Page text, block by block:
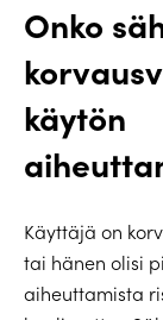
Onko
käytön
Käyttäjä on
tai hänen olisi
aiheuttamista